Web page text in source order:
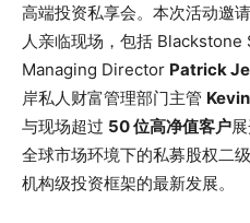
高端投资私享会。本次活动邀
人亲临现场，包括
Managing Director Patrick
岸私人财富管理部门主管
与现场超过 50 位高净值客户
全球市场环境下的私募股权二
机构级投资框架的最新发展。